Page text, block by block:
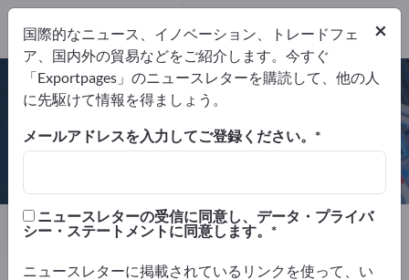
製造元 イタリア
Website
リクエストを送信
電話 ×
国際的なニュース、イノベーション、トレードフェ
ア、国内外の貿易などをご紹介します。今すぐ
「Exportpages」のニュースレターを購読して、他の人
に先駆けて情報を得ましょう。
メールアドレスを入力してご登録ください。
ニュースレターの受信に同意し、データ・プライバ
シー・ステートメントに同意します。
ニュースレターに掲載されているリンクを使って、い